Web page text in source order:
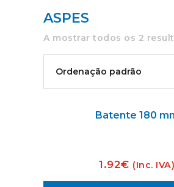
ASPES
A mostrar todos os 2
Batente 180
1.92€ (Inc. IVA)